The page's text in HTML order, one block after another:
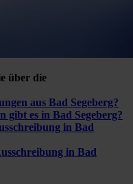
über die
aus Bad Segeberg?
gibt es in Bad Segeberg?
in Bad
in Bad